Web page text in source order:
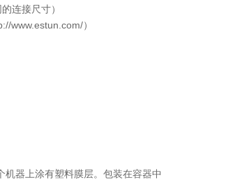
连接尺寸）
www.estun.com/）
器上涂有塑料膜层。包装在容器中